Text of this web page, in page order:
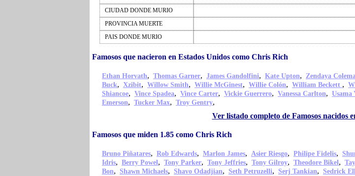
CIUDAD DONDE MURIO
PROVINCIA MUERTE
PAIS DONDE MURIO
Famosos que nacieron en Estados Unidos como Chris Rich
Ethan Horvath, Thomas Garner, James Gandolfini, Kate Upton, Zendaya
Buck, Xzibit, Willow Smith, Willie McGinest, Willie Colón, William Beckett ,
Shiancoe, Vince Spadea, Vince Carter, Vickie Guerrero, Vanessa Carlton, Usama
Emerson, Tucker Max, Troy Gentry,
Ver listado completo de Famosos nacidos
Famosos que miden 1.85 como Chris Rich
Bruno Piñatares, Rob Edwards, Marlon James, Asier Riesgo, Philipe Fidelis,
Idris, Berry Powel, Tony Parker, Tony Jeffries, Tony Gilroy, Theodore Bikel,
Bon, Shawn Michaels, Shavo Odadjian, Seth Petruzelli, Serj Tankian, Sedrick